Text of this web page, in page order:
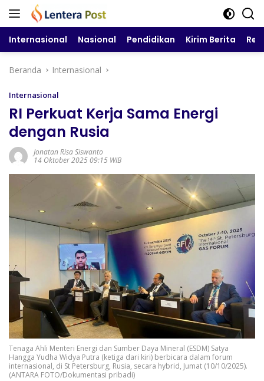
Langsung
Internasional Nasional Pendidikan Kirim Berita
Beranda Internasional
Internasional
RI Perkuat Kerja Sama Energi
dengan Rusia
Jonatan Risa Siswanto
14 Oktober 2025 09:15 WIB
Tenaga Ahli Menteri Energi dan Sumber Daya Mineral (ESDM) Satya
Hangga Yudha Widya Putra (ketiga dari kiri) berbicara dalam forum
internasional, di St Petersburg, Rusia, secara hybrid, Jumat (10/10/2025).
(ANTARA FOTO/Dokumentasi pribadi)